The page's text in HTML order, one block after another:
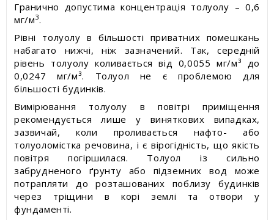
Гранично допустима концентрація толуолу – 0,6
мг/м3.
Рівні толуолу в більшості приватних помешкань
набагато нижчі, ніж зазначений. Так, середній
рівень толуолу коливається від 0,0055 мг/м³ до
0,0247 мг/м³. Толуол не є проблемою для
більшості будинків.
Вимірювання толуолу в повітрі приміщення
рекомендується лише у виняткових випадках,
зазвичай, коли проливається нафто- або
толуоломістка речовина, і є вірогідність, що якість
повітря погіршилася. Толуол із сильно
забрудненого ґрунту або підземних вод може
потрапляти до розташованих поблизу будинків
через тріщини в корі землі та отвори у
фундаменті.